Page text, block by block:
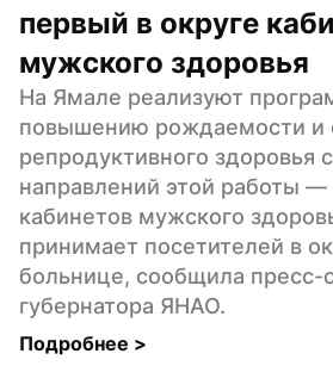
первый в округе
мужского здоровья
На Ямале реализуют
повышению рождаемости и
репродуктивного здоровья
направлений этой работы
кабинетов мужского
принимает посетителей в
больнице, сообщила пресс-
губернатора ЯНАО.
Подробнее >